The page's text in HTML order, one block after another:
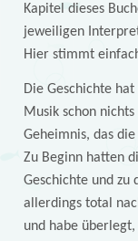
Kapitel dieses
jeweiligen
Hier stimmt
Die Geschichte
Musik schon
Geheimnis, das
Zu Beginn hatten
Geschichte und zu
allerdings total
und habe